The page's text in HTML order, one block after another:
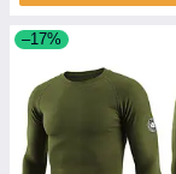
–17%